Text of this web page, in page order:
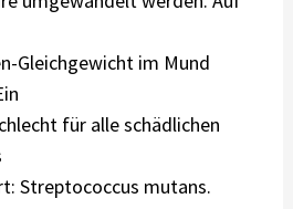
Gleichgewicht im Mund
für alle schädlichen
Streptococcus mutans.